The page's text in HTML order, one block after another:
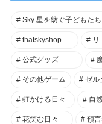
Sky 星を紡ぐ子どもたち
thatskyshop リ
公式グッズ
その他ゲーム ゼル
虹かける日々 自
花笑む日々 預